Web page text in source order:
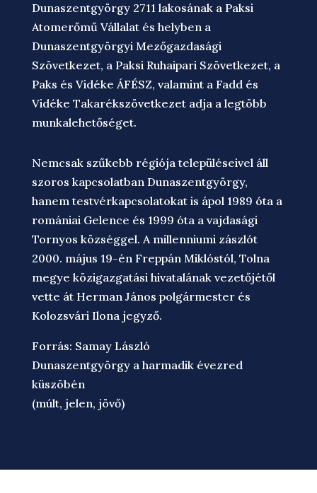
Dunaszentgyörgy 2711 lakosának a Paksi
Atomerőmű Vállalat és helyben a
Dunaszentgyörgyi Mezőgazdasági
Szövetkezet, a Paksi Ruhaipari Szövetkezet, a
Paks és Vidéke ÁFÉSZ, valamint a Fadd és
Vidéke Takarékszövetkezet adja a legtöbb
munkalehetőséget.
Nemcsak szűkebb régiója településeivel áll
szoros kapcsolatban Dunaszentgyörgy,
hanem testvérkapcsolatokat is ápol 1989 óta a
romániai Gelence és 1999 óta a vajdasági
Tornyos községgel. A millenniumi zászlót
2000. május 19-én Freppán Miklóstól, Tolna
megye közigazgatási hivatalának vezetőjétől
vette át Herman János polgármester és
Kolozsvári Ilona jegyző.
Forrás: Samay László
Dunaszentgyörgy a harmadik évezred
küszöbén
(múlt, jelen, jövő)